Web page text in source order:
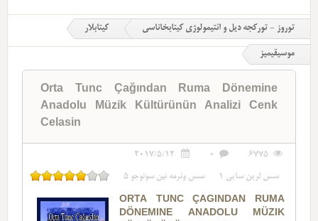
توروز - تورکجه دیل و ائتیمولوژی کیتابخاناسی کیتابلار
موسیقیمیز
Orta Tunc Çağından Ruma Dönemine
Anadolu Müzik Kültürünün Analizi Cenk
Celasin
6775
0
2017/5/12
سس لرین سایی 1 سس وئرمه نین سونوجو 5
ORTA TUNC ÇAĞINDAN RUMA
DÖNEMINE ANADOLU MÜZIK